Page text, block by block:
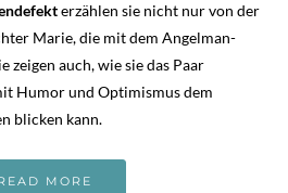
erzählen sie nicht nur von der
Marie, die mit dem Angelman-
zeigen auch, wie sie das Paar
Humor und Optimismus dem
blicken kann.
MORE